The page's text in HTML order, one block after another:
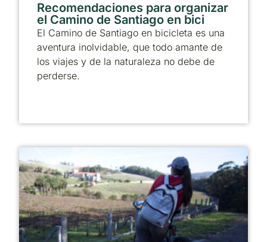
Recomendaciones para organizar
el Camino de Santiago en bici
El Camino de Santiago en bicicleta es una
aventura inolvidable, que todo amante de
los viajes y de la naturaleza no debe de
perderse.